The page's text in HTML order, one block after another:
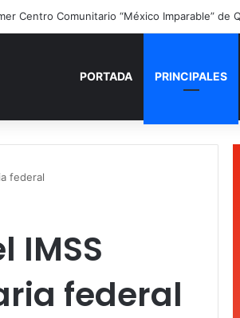
niños cierran con alegría el curso “Aventuras
PORTADA PRINCIPALES
federal
IMSS
federal